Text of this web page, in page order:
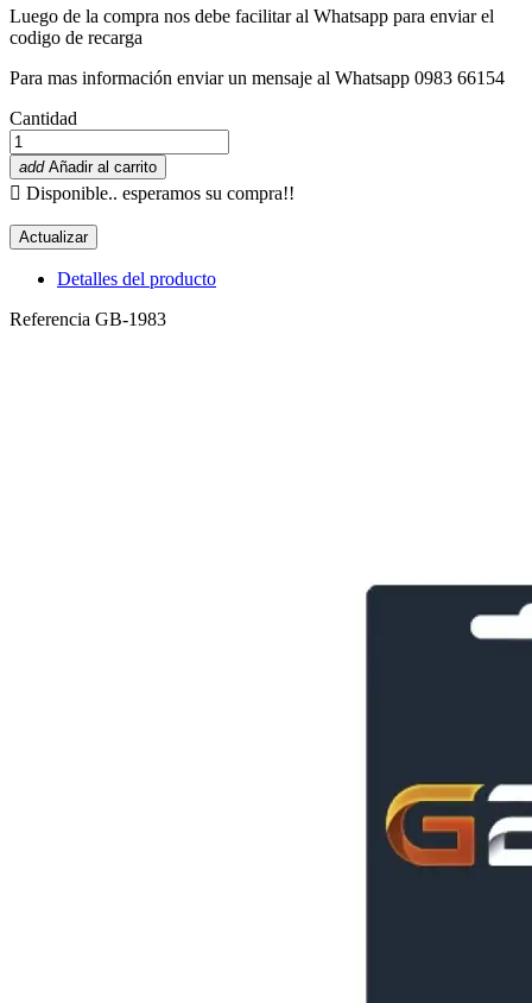
Luego de la compra nos debe facilitar al Whatsapp para enviar el
codigo de recarga
Para mas información enviar un mensaje al Whatsapp 0983 66154
Cantidad
add Añadir al carrito
 Disponible.. esperamos su compra!!
Detalles del producto
Referencia GB-1983